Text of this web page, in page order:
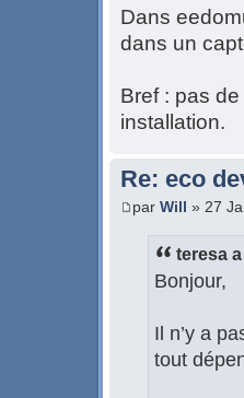
Dans
dans un
Bref : pas
installation.
Re: eco
par Will » 27
teresa
Bonjour,
Il n’y a
tout